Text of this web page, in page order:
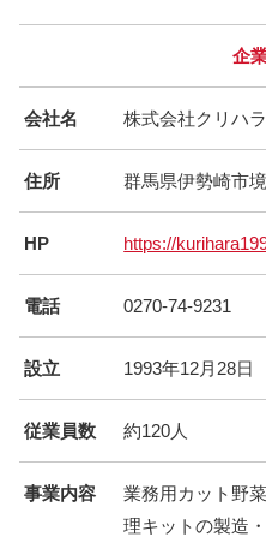
企
会社名 株式会社クリハラ
住所 群馬県伊勢崎市
HP https://
電話 0270-74-9231
設立 1993年12月28日
従業員数 約120人
事業内容
業務用カット野
理キットの製造